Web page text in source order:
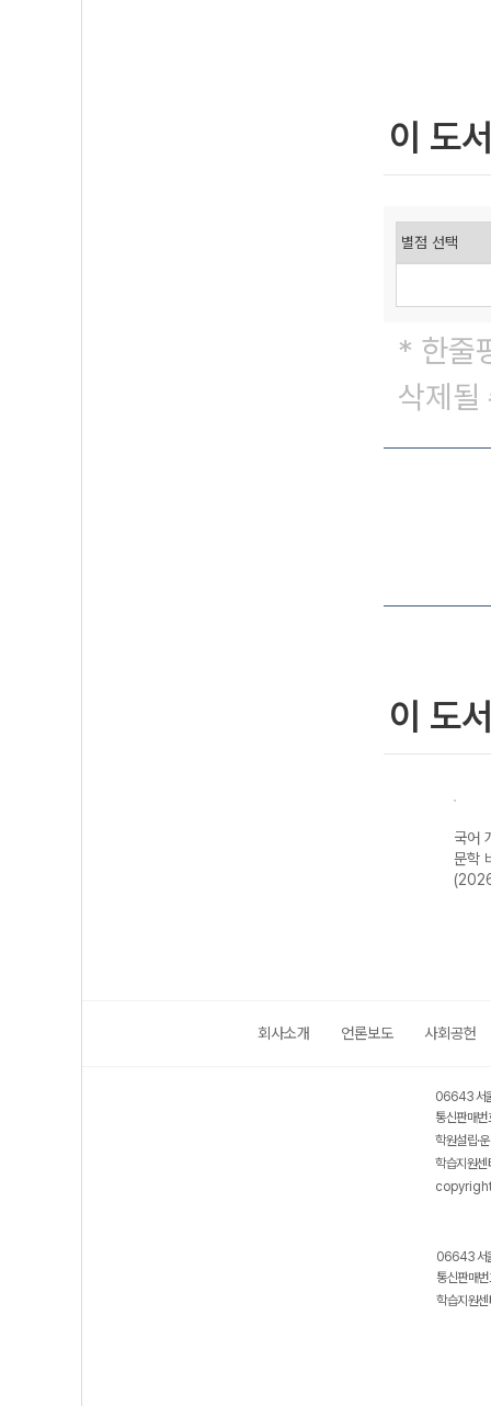
이 도
* 한줄
삭제될
이 도
국어
문학
회사소개 언론보도 사회공헌
06643 서
통신판매
학원설립·
학습지원
06643 서
통신판매
학습지원